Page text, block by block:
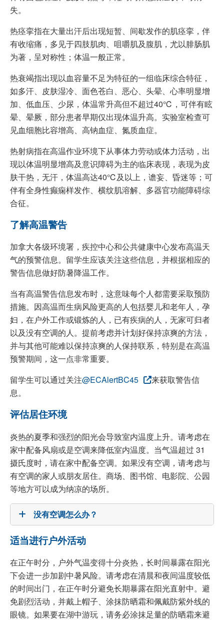
失。
热痉挛指在大量出汗后出现短暂、间歇发作的肌痉挛，伴
有收缩痛，多见于四肢肌肉、咀嚼肌及腹肌，尤以腓肠肌
为著，呈对称性；体温一般正常。
热衰竭指出现以血容量不足为特征的一组临床综合特征，
如多汗、皮肤湿冷、面色苍白、恶心、头晕、心率明显增
加、低血压、少尿，体温常升高但不超过40℃，可伴有眩
晕、晕厥，部分患者早期仅出现体温升高。实验室检查可
见血细胞比容增高、高钠血症、氮质血症。
热射病指在高温作业环境下从事体力劳动或体力活动，出
现以体温明显增高及意识障碍为主的临床表现，表现为皮
肤干热，无汗，体温高达40℃及以上，谵妄、昏迷等；可
伴有全身性癫痫样发作、横纹肌溶解、多器官功能障碍综
合征。
了解高温警告
加拿大各级环境署，疾控中心和公共健康中心发布高温天
气的预警信息。留学生应该关注这些信息，并根据相应的
警告信息做好防暑降温工作。
当有高温警告信息发布时，这意味每个人都需要采取预防
措施。因高温而生病风险更高的人包括婴儿和老年人，孕
妇，在户外工作或锻炼的人，已有疾病的人，无家可归者
以及没有空调的人。提前考虑并计划好保持凉爽的方法，
并与其他可能难以保持凉爽的人保持联系，特别是在高温
预警期间，这一点非常重要。
留学生可以通过关注@ECAlertBC45
来获取警告信
息。
评估居住环境
炎热的夏季和强烈的阳光会导致室内温度上升。请考虑在
家中配备风扇或是空调来降低室内温度。当气温超过 31
摄氏度时，请在家中配备空调。如果没有空调，请考虑与
有空调的家人或朋友居住。商场、图书馆、电影院、公园
等地方可以成为纳凉的场所。
没有空调怎么办？
适当进行户外活动
在正午时分，户外气温变得十分炎热，长时间暴露在阳光
下会进一步加剧中暑风险。请考虑在清晨和夜间温度较低
的时间出门，在正午时分避免长期暴露在阳光直射中。避
免剧烈活动，并戴上帽子、涂抹防晒霜和佩戴防紫外线的
眼镜。如果要在湖中游玩，请务必涂抹足量的防晒霜来避